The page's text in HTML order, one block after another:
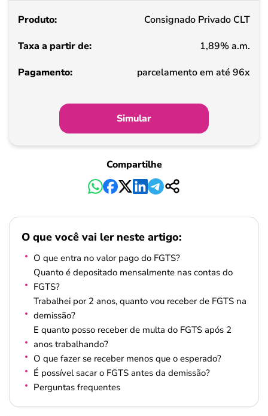
de
Pagamento
Consignado Privado CLT
1,89% a.m.
parcelamento em até 96x
Simular
Compartilhe
O que você vai ler neste artigo:
O que entra no valor pago do FGTS?
Quanto é depositado mensalmente nas contas do
FGTS?
Trabalhei por 2 anos, quanto vou receber de FGTS na
demissão?
E quanto posso receber de multa do FGTS após 2
anos trabalhando?
O que fazer se receber menos que o esperado?
É possível sacar o FGTS antes da demissão?
Perguntas frequentes